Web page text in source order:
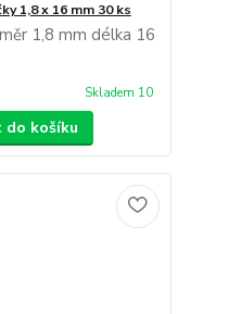
1,8 x 16 mm 30 ks
1,8 mm délka 16
Skladem 10
do košíku